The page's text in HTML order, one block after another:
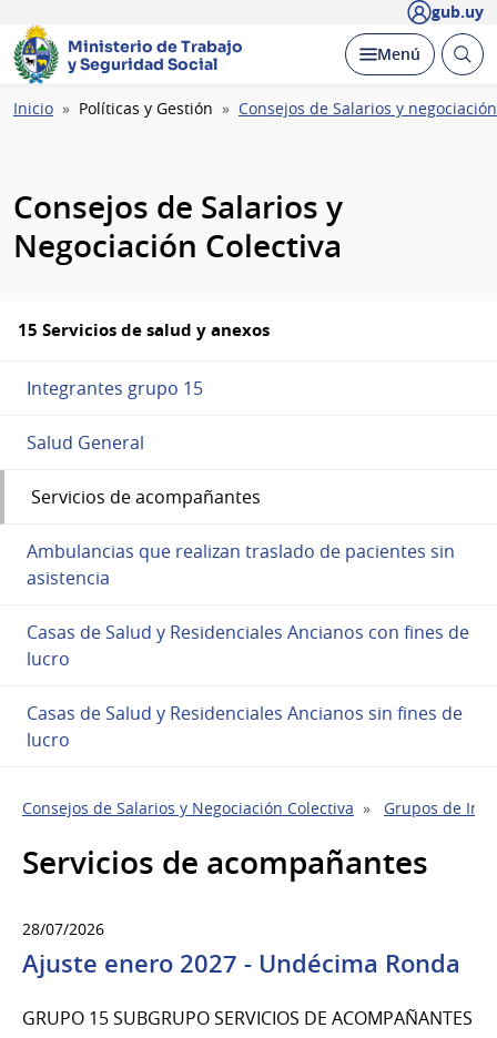
gub.uy
Ministerio de Trabajo
y Seguridad Social
Desplegar
Menú Abrir
Ruta
Inicio Políticas y Gestión Consejos de Salarios y
Consejos de Salarios y
Negociación Colectiva
15 Servicios de salud y anexos
Integrantes grupo 15
Salud General
Servicios de acompañantes
Ambulancias que realizan traslado de pacientes sin
asistencia
Casas de Salud y Residenciales Ancianos con fines de
lucro
Casas de Salud y Residenciales Ancianos sin fines de
lucro
Consejos de Salarios y Negociación Colectiva Grupos de
Servicios de acompañantes
28/07/2026
Ajuste enero 2027 - Undécima Ronda
GRUPO 15 SUBGRUPO SERVICIOS DE ACOMPAÑANTES